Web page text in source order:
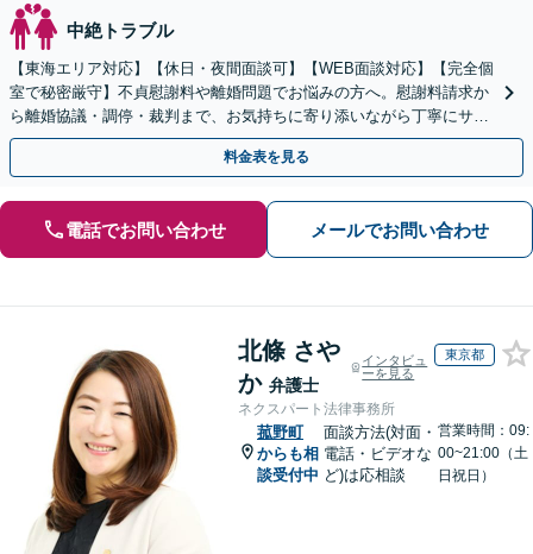
中絶トラブル
【東海エリア対応】【休日・夜間面談可】【WEB面談対応】【完全個
室で秘密厳守】不貞慰謝料や離婚問題でお悩みの方へ。慰謝料請求か
ら離婚協議・調停・裁判まで、お気持ちに寄り添いながら丁寧にサポ
ートいたします。
料金表を見る
電話でお問い合わせ メールでお問い合わせ
北條 さや
か 弁護士
インタビュ
ーを見る
東京都
ネクスパート法律事務所
菰野町
からも相
談受付中
面談方法(対面・
電話・ビデオな
ど)は応相談
営業時間：09:
00~21:00（土
日祝日）